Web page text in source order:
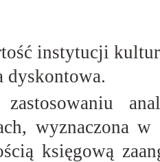
instytucji
dyskontowa.
zastosowaniu
wyznaczona
księgową